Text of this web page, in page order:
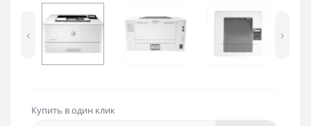
‹ ›
Купить в один клик